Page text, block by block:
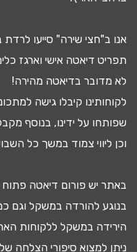
אנו ב"חצי שירה" סייעו לרדת
תפריט דיאטה אישי וארגז
לא מדובר בדיאטה מהירה!
לקוחותינו קיבלו גישה ל
שפותחו על ידינו, בנוסף
וכן ליווי צמוד במשך כל
באתר יש פורום דיאטה
בנוגע להורדה במשקל וגם
הירידה במשקל ללקוחות
ניתן למצוא סיפורי הצלחה